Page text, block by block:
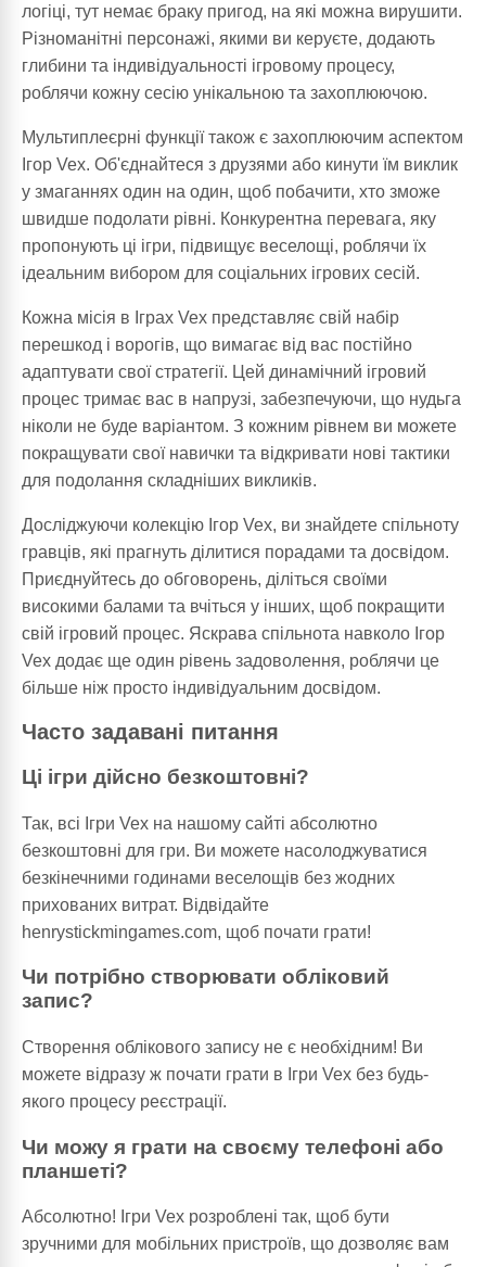
логіці, тут немає браку пригод, на які можна вирушити.
Різноманітні персонажі, якими ви керуєте, додають
глибини та індивідуальності ігровому процесу,
роблячи кожну сесію унікальною та захоплюючою.
Мультиплеєрні функції також є захоплюючим аспектом
Ігор Vex. Об'єднайтеся з друзями або кинути їм виклик
у змаганнях один на один, щоб побачити, хто зможе
швидше подолати рівні. Конкурентна перевага, яку
пропонують ці ігри, підвищує веселощі, роблячи їх
ідеальним вибором для соціальних ігрових сесій.
Кожна місія в Іграх Vex представляє свій набір
перешкод і ворогів, що вимагає від вас постійно
адаптувати свої стратегії. Цей динамічний ігровий
процес тримає вас в напрузі, забезпечуючи, що нудьга
ніколи не буде варіантом. З кожним рівнем ви можете
покращувати свої навички та відкривати нові тактики
для подолання складніших викликів.
Досліджуючи колекцію Ігор Vex, ви знайдете спільноту
гравців, які прагнуть ділитися порадами та досвідом.
Приєднуйтесь до обговорень, діліться своїми
високими балами та вчіться у інших, щоб покращити
свій ігровий процес. Яскрава спільнота навколо Ігор
Vex додає ще один рівень задоволення, роблячи це
більше ніж просто індивідуальним досвідом.
Часто задавані питання
Ці ігри дійсно безкоштовні?
Так, всі Ігри Vex на нашому сайті абсолютно
безкоштовні для гри. Ви можете насолоджуватися
безкінечними годинами веселощів без жодних
прихованих витрат. Відвідайте
henrystickmingames.com, щоб почати грати!
Чи потрібно створювати обліковий
запис?
Створення облікового запису не є необхідним! Ви
можете відразу ж почати грати в Ігри Vex без будь-
якого процесу реєстрації.
Чи можу я грати на своєму телефоні або
планшеті?
Абсолютно! Ігри Vex розроблені так, щоб бути
зручними для мобільних пристроїв, що дозволяє вам